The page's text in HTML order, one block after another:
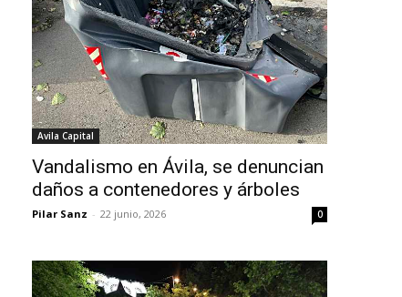
Avila Capital
Vandalismo en Ávila, se denuncian
daños a contenedores y árboles
Pilar Sanz - 22 junio, 2026 0